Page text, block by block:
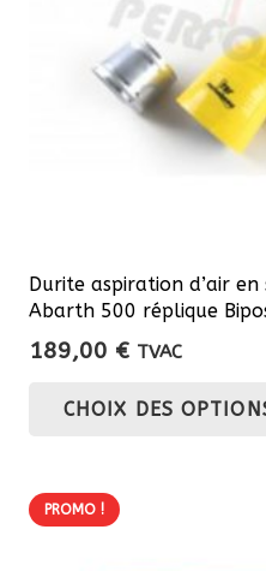
Durite aspiration d’air
Abarth 500 réplique
189,00 € TVAC
CHOIX DES
PROMO !